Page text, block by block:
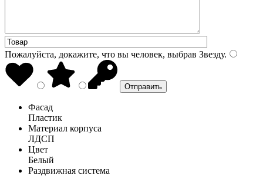
Пожалуйста, докажите, что вы человек, выбрав Звезду.
Фасад
Пластик
Материал корпуса
ЛДСП
Цвет
Белый
Раздвижная система